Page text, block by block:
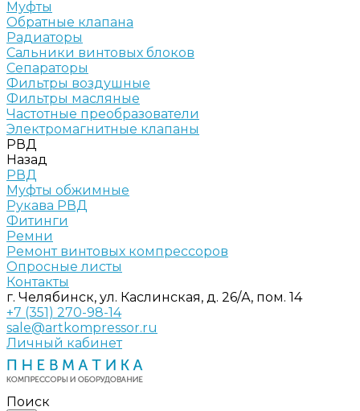
Муфты
Обратные клапана
Радиаторы
Сальники винтовых блоков
Сепараторы
Фильтры воздушные
Фильтры масляные
Частотные преобразователи
Электромагнитные клапаны
РВД
Назад
РВД
Муфты обжимные
Рукава РВД
Фитинги
Ремни
Ремонт винтовых компрессоров
Опросные листы
Контакты
г. Челябинск, ул. Каслинская, д. 26/А, пом. 14
+7 (351) 270-98-14
sale@artkompressor.ru
Личный кабинет
Поиск